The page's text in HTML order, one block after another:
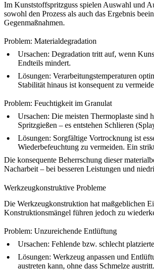
Im Kunststoffspritzguss spielen Auswahl und
sowohl den Prozess als auch das Ergebnis
Gegenmaßnahmen.
Problem: Materialdegradation
Ursachen: Degradation tritt auf, wenn
Endteils mindert.
Lösungen: Verarbeitungs­temperaturen
Stabilität hinaus ist konsequent zu
Problem: Feuchtigkeit im Granulat
Ursachen: Die meisten Thermoplaste sind
Spritzgießen – es entstehen Schlieren
Lösungen: Sorgfältige Vortrocknung ist
Wiederbefeuchtung zu vermeiden. Ein
Die konsequente Beherrschung dieser
Nacharbeit – bei besseren Leistungen und
Werkzeugkonstruktive Probleme
Die Werkzeugkonstruktion hat maßgeblichen
Konstruktionsmängel führen jedoch zu
Problem: Unzureichende Entlüftung
Ursachen: Fehlende bzw. schlecht
Lösungen: Werkzeug anpassen und
austreten kann, ohne dass Schmelze